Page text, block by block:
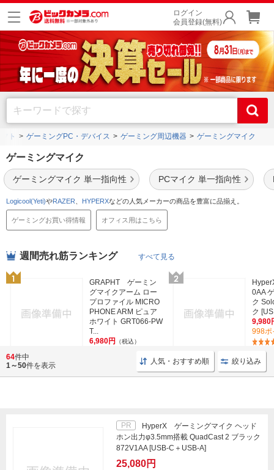
ログイン
会員登録(無料)
ト ゲーミングPC・デバイス ゲーミング周辺機器 ゲーミングマイク
ゲーミングマイク
ゲーミングマイク 単一指向性 PCマイク 単一指向性
Logicool(Yeti)やRAZER HYPERXなどの人気メーカーの商品を豊富に品揃え。
ゲーミングお買い得情報 オフィス用はこちら
週間売れ筋ランキング すべて見る
GRAPHT ゲーミン
グマイクアーム ロー
プロファイル MICRO
PHONE ARM ピュア
ホワイト GRT066-PW
T...
6,980円
（税込）
0AA
ク
ク
9,980
998ポ
64件中
1～50件を表示 人気・おすすめ順 絞り込み
PR
HyperX ゲーミングマイク ヘッド
ホン出力φ3.5mm搭載 QuadCast 2 ブラック
872V1AA [USB-C＋USB-A]
25,080円